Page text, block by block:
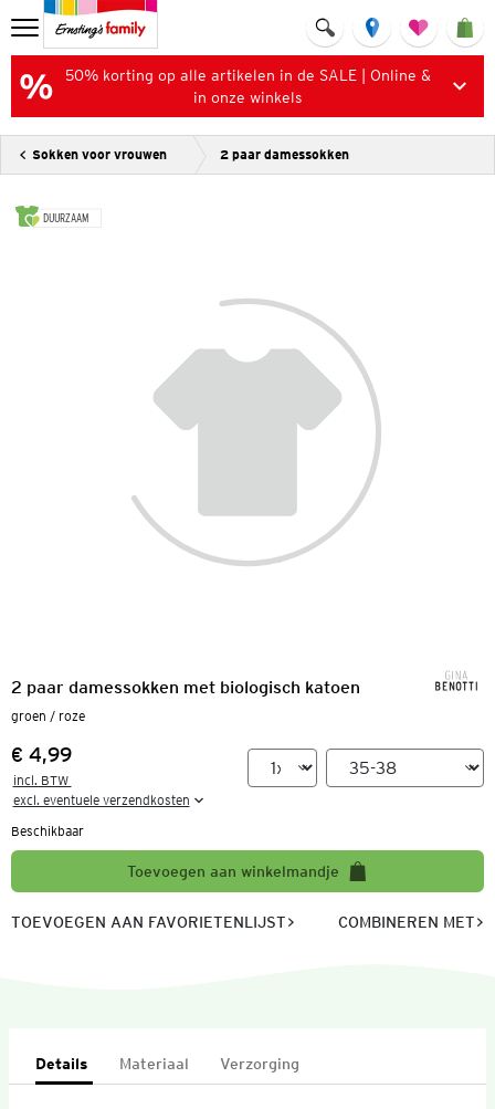
50% korting op alle artikelen in de SALE | Online &
in onze winkels
Sokken voor vrouwen 2 paar damessokken
DUURZAAM
2 paar damessokken met biologisch katoen
groen / roze
Prijs:
€ 4,99
incl. BTW
excl. eventuele verzendkosten
Beschikbaar
Toevoegen aan winkelmandje
TOEVOEGEN AAN FAVORIETENLIJST COMBINEREN MET
Details Materiaal Verzorging